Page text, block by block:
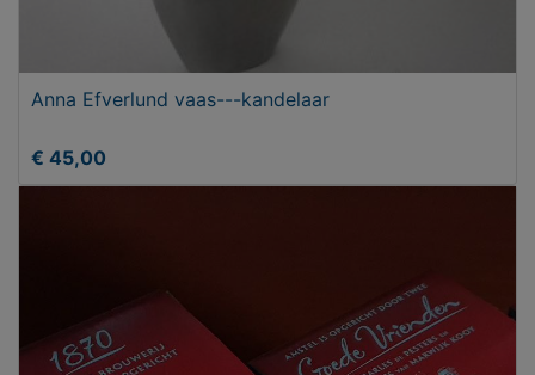
Anna Efverlund vaas---kandelaar
€ 45,00